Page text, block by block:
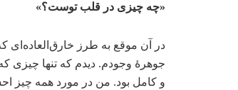
«چه چیزی در قلب توست؟»
در آن موقع به طرز خارق‌العاده‌ای
جوهرۀ وجودم. دیدم که تنها
و کامل بود. من در مورد همه